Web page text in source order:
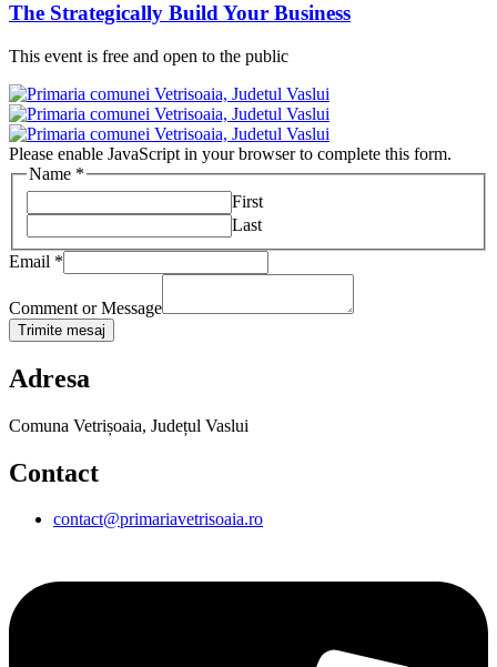
The Strategically Build Your Business
This event is free and open to the public
Please enable JavaScript in your browser to complete this form.
Name *
First
Last
Email *
Comment or Message
Trimite mesaj
Adresa
Comuna Vetrișoaia, Județul Vaslui
Contact
contact@primariavetrisoaia.ro